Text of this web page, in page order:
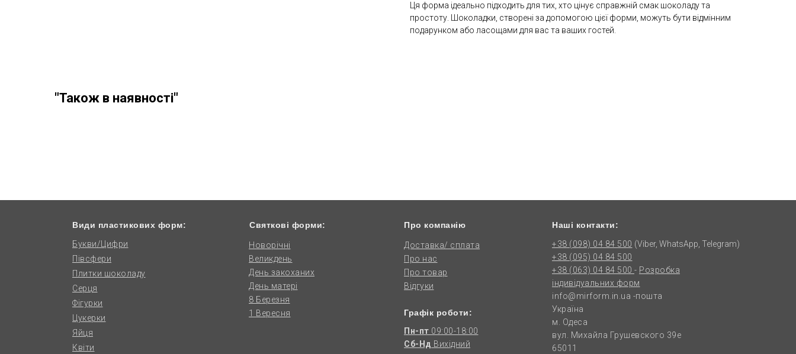
Ця форма ідеально підходить для тих, хто цінує справжній смак шоколаду та
простоту. Шоколадки, створені за допомогою цієї форми, можуть бути відмінним
подарунком або ласощами для вас та ваших гостей.
"Також в наявності"
+38 (098) 04 84 500
+38 (095) 04 84 500
+38 (063) 04 84 500 - Розробка
індивідуальних форм
info@mirform.in.ua -пошта
Україна
м. Одеса
вул. Михайла Грушевского 39е
65011
Види пластикових форм: Святкові форми:
Новорічні
Плитки шоколаду
Серця
Півсфери
Цукерки
Фігурки
Квіти
День матері
День закоханих
Яйця
8 Березня
Букви/Цифри
1 Вересня
Відгуки
Доставка/ сплата
Про нас
Про товар
Великдень
(Viber, WhatsApp, Telegram)
Наші контакти:
Про компанію
Графік роботи:
Пн-пт 09:00-18:00
Сб-Нд Вихідний